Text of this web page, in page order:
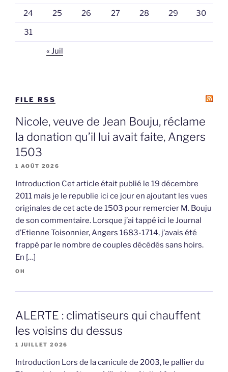
24 25 26 27 28 29 30
31
« Juil
FILE RSS
Nicole, veuve de Jean Bouju, réclame
la donation qu’il lui avait faite, Angers
1503
1 AOÛT 2026
Introduction Cet article était publié le 19 décembre
2011 mais je le republie ici ce jour en ajoutant les vues
originales de cet acte de 1503 pour remercier M. Bouju
de son commentaire. Lorsque j’ai tappé ici le Journal
d’Etienne Toisonnier, Angers 1683-1714, j’avais été
frappé par le nombre de couples décédés sans hoirs.
En […]
OH
ALERTE : climatiseurs qui chauffent
les voisins du dessus
1 JUILLET 2026
Introduction Lors de la canicule de 2003, le pallier du